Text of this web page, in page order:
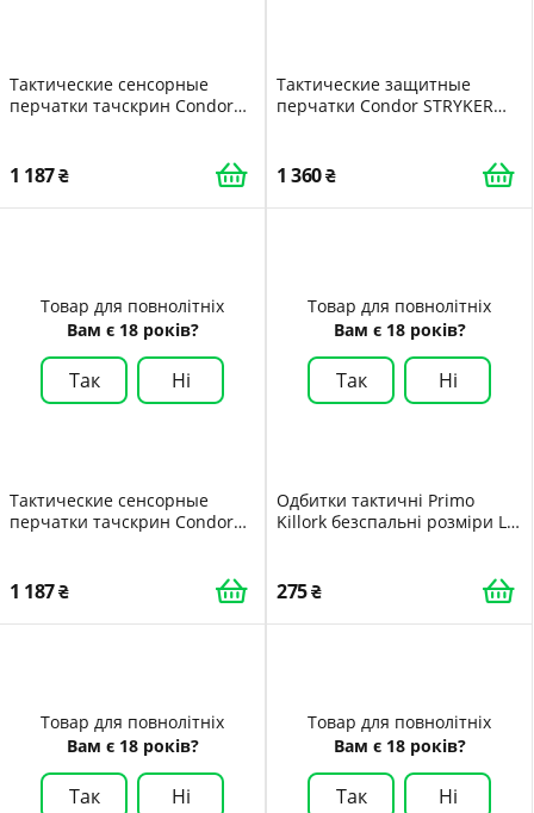
Тактические сенсорные
перчатки тачскрин Condor
1 187
Тактические защитные
перчатки Condor STRYKER
1 360
Товар для повнолітніх
Вам є 18 років?
Так Ні
Тактические сенсорные
перчатки тачскрин Condor
1 187
Товар для повнолітніх
Вам є 18 років?
Так Ні
Одбитки тактичні Primo
Killork безспальні розміри L
275
Товар для повнолітніх
Вам є 18 років?
Так Ні
Товар для повнолітніх
Вам є 18 років?
Так Ні